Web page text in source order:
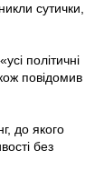
сутички,
політичні
повідомив
до якого
без